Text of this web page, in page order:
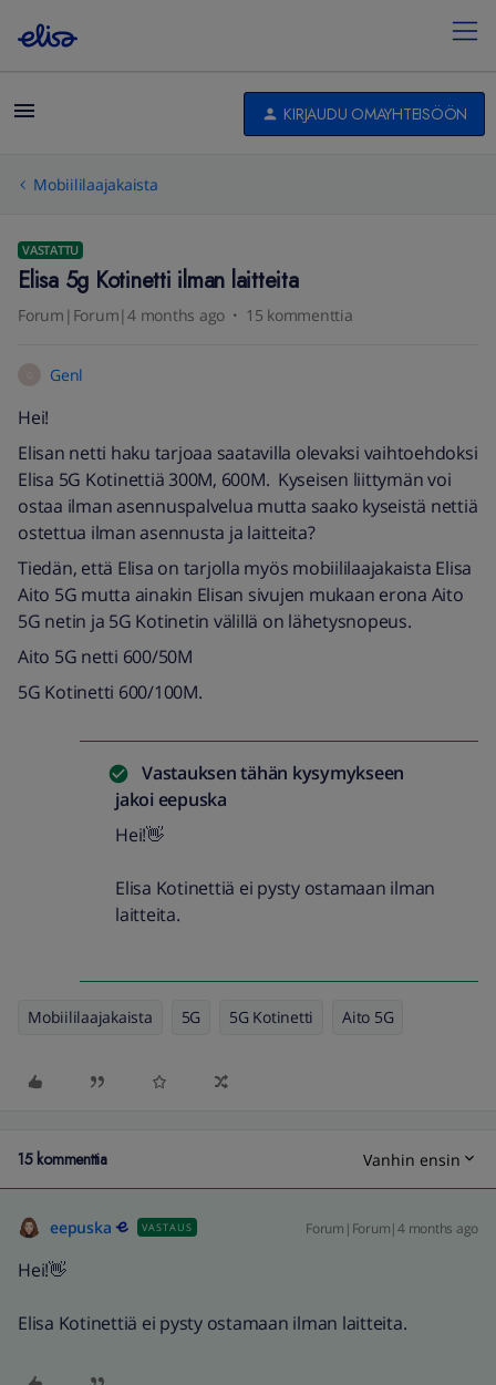
KIRJAUDU OMAYHTEISÖÖN
Mobiililaajakaista
VASTATTU
Elisa 5g Kotinetti ilman laitteita
Forum|Forum|4 months ago 15 kommenttia
Genl
Hei!
Elisan netti haku tarjoaa saatavilla olevaksi vaihtoehdoksi
Elisa 5G Kotinettiä 300M, 600M. Kyseisen liittymän voi
ostaa ilman asennuspalvelua mutta saako kyseistä nettiä
ostettua ilman asennusta ja laitteita?
Tiedän, että Elisa on tarjolla myös mobiililaajakaista Elisa
Aito 5G mutta ainakin Elisan sivujen mukaan erona Aito
5G netin ja 5G Kotinetin välillä on lähetysnopeus.
Aito 5G netti 600/50M
5G Kotinetti 600/100M.
Vastauksen tähän kysymykseen
jakoi eepuska
Hei!👋
Elisa Kotinettiä ei pysty ostamaan ilman
laitteita.
Mobiililaajakaista 5G 5G Kotinetti Aito 5G
15 kommenttia Vanhin ensin
eepuska VASTAUS Forum|Forum|4 months ago
Hei!👋
Elisa Kotinettiä ei pysty ostamaan ilman laitteita.